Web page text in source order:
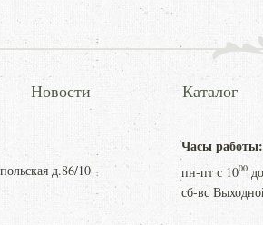
Новости Каталог
д.86/10
Часы работы:
пн-пт с 1000
сб-вс